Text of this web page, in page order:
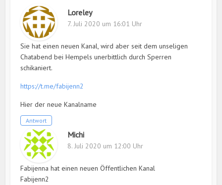
Loreley
7. Juli 2020 um 16:01 Uhr
Sie hat einen neuen Kanal, wird aber seit dem unseligen
Chatabend bei Hempels unerbittlich durch Sperren
schikaniert.
https://t.me/fabijenn2
Hier der neue Kanalname
Antwort
Michi
8. Juli 2020 um 12:00 Uhr
Fabijenna hat einen neuen Öffentlichen Kanal
Fabijenn2